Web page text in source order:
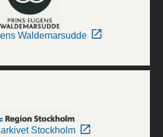
Waldemarsudde
Stockholm